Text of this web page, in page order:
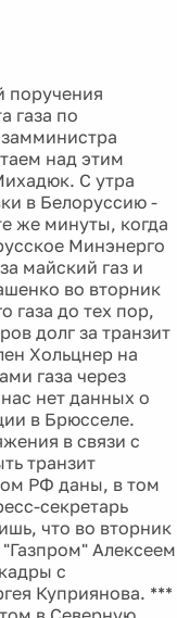
поручения
газа по
над этим
С утра
в Белоруссию -
же минуты, когда
Минэнерго
майский газ и
во вторник
газа до тех пор,
долг за транзит
Хольцнер на
газа через
нет данных о
в Брюсселе.
в связи с
транзит
РФ даны, в том
секретарь
что во вторник
Алексеем
с
Куприянова. ***